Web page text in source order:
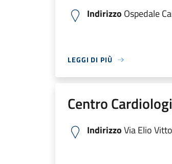
Indirizzo Ospedale
LEGGI DI PIÙ
Centro
IndirizzoVia Elio